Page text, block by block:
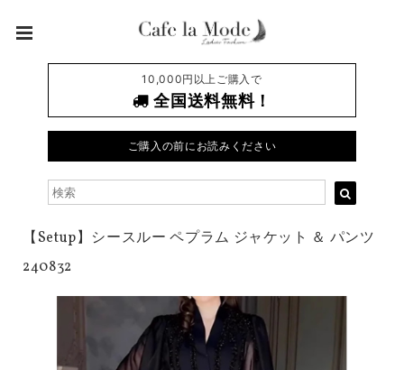
10,000円以上ご購入で
全国送料無料！
ご購入の前にお読みください
【Setup】シースルー ペプラム ジャケット ＆ パンツ
240832